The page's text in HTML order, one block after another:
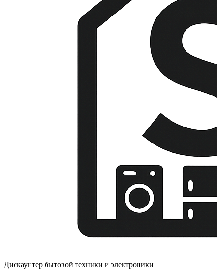
Дискаунтер бытовой техники и электроники